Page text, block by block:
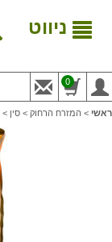
ניווט
0
ראשי > המזרח הרחוק > סין >